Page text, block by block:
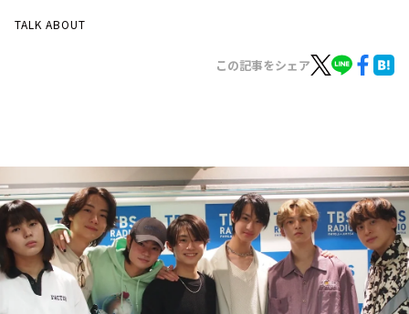
お知らせ
イベント・グッズ
YouTube
会社情報
TALK ABOUT
この記事をシェア